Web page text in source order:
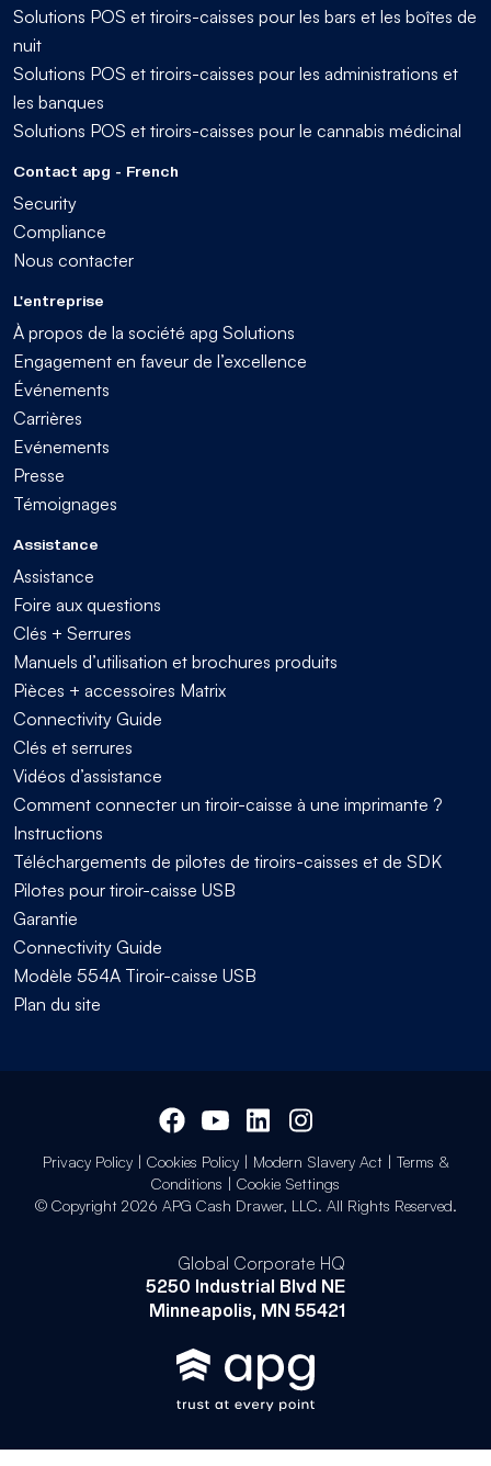
Solutions POS et tiroirs-caisses pour les bars et les boîtes de
nuit
Solutions POS et tiroirs-caisses pour les administrations et
les banques
Solutions POS et tiroirs-caisses pour le cannabis médicinal
Contact apg - French
Security
Compliance
Nous contacter
L'entreprise
À propos de la société apg Solutions
Engagement en faveur de l’excellence
Événements
Carrières
Evénements
Presse
Témoignages
Assistance
Assistance
Foire aux questions
Clés + Serrures
Manuels d’utilisation et brochures produits
Pièces + accessoires Matrix
Connectivity Guide
Clés et serrures
Vidéos d’assistance
Comment connecter un tiroir-caisse à une imprimante ?
Instructions
Téléchargements de pilotes de tiroirs-caisses et de SDK
Pilotes pour tiroir-caisse USB
Garantie
Connectivity Guide
Modèle 554A Tiroir-caisse USB
Plan du site
Privacy Policy| Cookies Policy| Modern Slavery Act| Terms &
Conditions | Cookie Settings
© Copyright 2026 APG Cash Drawer, LLC. All Rights Reserved.
Global Corporate HQ
5250 Industrial Blvd NE
Minneapolis, MN 55421